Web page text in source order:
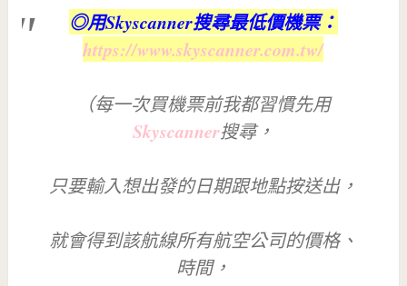
◎用Skyscanner搜尋最低價機票：
https://www.skyscanner.com.tw/
（每一次買機票前我都習慣先用
Skyscanner搜尋，
只要輸入想出發的日期跟地點按送出，
就會得到該航線所有航空公司的價格、
時間，